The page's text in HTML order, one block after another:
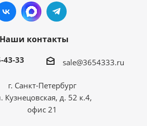
Наши контакты
43-33 sale@3654333.ru
г. Санкт-Петербург
Кузнецовская, д. 52 к.4,
офис 21